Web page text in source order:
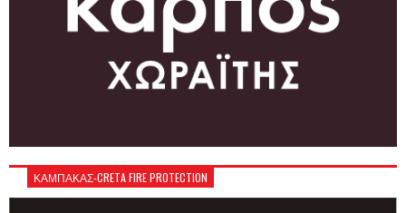
ΚΑΜΠΑΚΑΣ-CRETA FIRE PROTECTION